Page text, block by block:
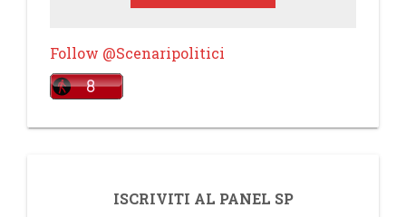
Follow @Scenaripolitici
ISCRIVITI AL PANEL SP